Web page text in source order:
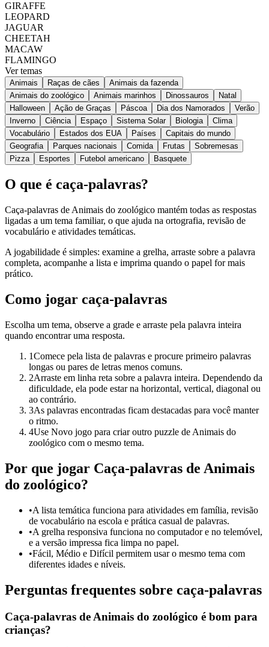
GIRAFFE
LEOPARD
JAGUAR
CHEETAH
MACAW
FLAMINGO
Ver temas
Animais Raças de cães
Animais da fazenda
Animais do zoológico
Animais marinhos Dinossauros
Natal
Halloween
Ação de Graças Páscoa Dia dos Namorados
Verão
Inverno
Ciência Espaço Sistema Solar Biologia
Clima
Vocabulário
Estados dos EUA Países
Capitais do mundo
Geografia
Parques nacionais Comida Frutas
Sobremesas
Pizza
Esportes Futebol americano Basquete
O que é caça-palavras?
Caça-palavras de Animais do zoológico mantém todas as respostas
ligadas a um tema familiar, o que ajuda na ortografia, revisão de
vocabulário e atividades temáticas.
A jogabilidade é simples: examine a grelha, arraste sobre a palavra
completa, acompanhe a lista e imprima quando o papel for mais
prático.
Como jogar caça-palavras
Escolha um tema, observe a grade e arraste pela palavra inteira
quando encontrar uma resposta.
1Comece pela lista de palavras e procure primeiro palavras
longas ou pares de letras menos comuns.
2Arraste em linha reta sobre a palavra inteira. Dependendo da
dificuldade, ela pode estar na horizontal, vertical, diagonal ou
ao contrário.
3As palavras encontradas ficam destacadas para você manter
o ritmo.
4Use Novo jogo para criar outro puzzle de Animais do
zoológico com o mesmo tema.
Por que jogar Caça-palavras de Animais
do zoológico?
•A lista temática funciona para atividades em família, revisão
de vocabulário na escola e prática casual de palavras.
•A grelha responsiva funciona no computador e no telemóvel,
e a versão impressa fica limpa no papel.
•Fácil, Médio e Difícil permitem usar o mesmo tema com
diferentes idades e níveis.
Perguntas frequentes sobre caça-palavras
Caça-palavras de Animais do zoológico é bom para
crianças?